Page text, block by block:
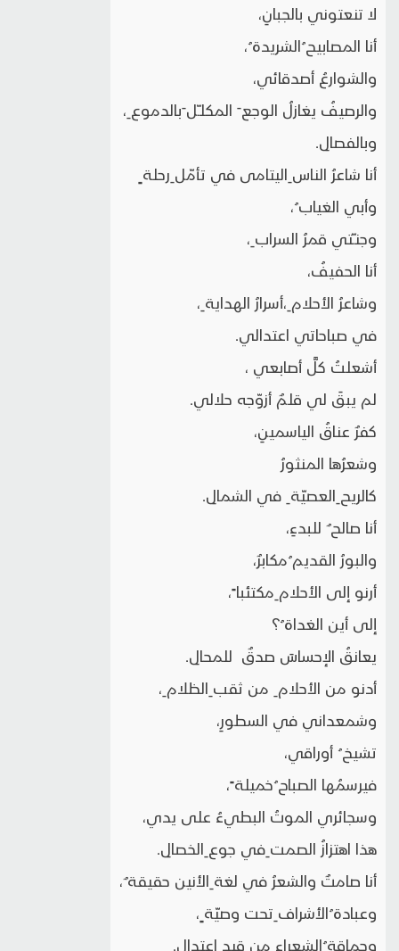
لا تنعتوني بالجبانِ،
أنا المصابيح ُالشريدة ُ،
والشوارعُ أصدقائي،
والرصيفُ يغازلُ الوجع َ المكلـّل َبالدموع ِ،
وبالفصالِ.
أنا شاعرُ الناس ِاليتامى في تأمّل ِرحلة ٍ
وأبي الغياب ُ،
وجنـّتي قمرُ السراب ِ،
أنا الحفيفُ،
وشاعرُ الأحلام ِ،أسرارُ الهداية ِ،
في صباحاتي اعتدالي.
أشعلتُ كلَّ أصابعي ،
لم يبقَ لي قلمٌ أزوّجه حلالي.
كفرٌ عناقُ الياسمينِ،
وشعرُها المنثورُ
كالريح ِالعصيّة ِ في الشمالِ.
أنا صالح ٌ للبدءِ،
والبورُ القديم ُمكابرٌ،
أرنو إلى الأحلام ِمكتئبا ً،
إلى أين الغداة ُ؟
يعانقُ الإحساسَ صدقٌ للمحالِ.
أدنو من الأحلام ِ من ثقب ِالظلام ِ،
وشمعداني في السطورِ،
تشيخ ُ أوراقي،
فيرسمُها الصباح ُخميلة ً،
وسجائري الموتُ البطيءُ على يدي،
هذا اهتزازُ الصمت ِفي جوع ِالخصالِ.
أنا صامتٌ والشعرُ في لغة ِالأنين حقيقة ٌ،
وعبادة ُالأشراف ِتحت وصيّة ٍ،
وحماقة ُالشعراء ِمن قيد ِاعتدالِ.